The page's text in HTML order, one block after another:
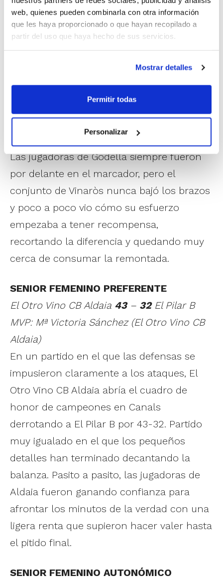
web, quienes pueden combinarla con otra información
que les haya proporcionado o que hayan recopilado a
partir del uso que haya hecho de sus servicios.
Mostrar detalles
Permitir todas
Personalizar
JUNIOR FEMENINO 1ª ZONAL
CB L’Horta Godella73–69CB Gil Comes
Vinaròs
Sufriendo mucho ante un rival que nunca
se rindió, CB L’Horta Godella se ha llevado
el título en Junior Femenino 1ª Zonal
ganando a CB Gil Comes Vinaròs por 73-69.
Las jugadoras de Godella siempre fueron
por delante en el marcador, pero el
conjunto de Vinaròs nunca bajó los brazos
y poco a poco vio cómo su esfuerzo
empezaba a tener recompensa,
recortando la diferencia y quedando muy
cerca de consumar la remontada.
SENIOR FEMENINO PREFERENTE
El Otro Vino CB Aldaia 43– 32El Pilar B
MVP: Mª Victoria Sánchez (El Otro Vino CB
Aldaia)
En un partido en el que las defensas se
impusieron claramente a los ataques, El
Otro Vino CB Aldaia abría el cuadro de
honor de campeones en Canals
derrotando a El Pilar B por 43-32. Partido
muy igualado en el que los pequeños
detalles han terminado decantando la
balanza. Pasito a pasito, las jugadoras de
Aldaia fueron ganando confianza para
afrontar los minutos de la verdad con una
ligera renta que supieron hacer valer hasta
el pitido final.
SENIOR FEMENINO AUTONÓMICO